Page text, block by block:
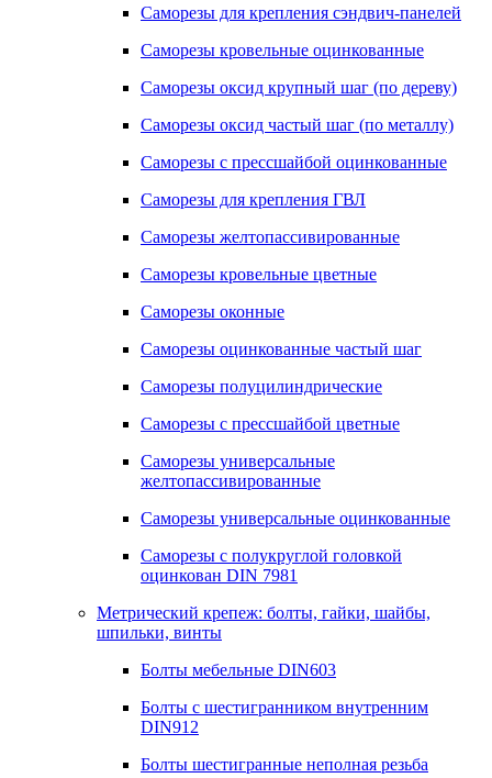
Саморезы для крепления сэндвич-панелей
Саморезы кровельные оцинкованные
Саморезы оксид крупный шаг (по дереву)
Саморезы оксид частый шаг (по металлу)
Саморезы с прессшайбой оцинкованные
Саморезы для крепления ГВЛ
Саморезы желтопассивированные
Саморезы кровельные цветные
Саморезы оконные
Саморезы оцинкованные частый шаг
Саморезы полуцилиндрические
Саморезы с прессшайбой цветные
Саморезы универсальные
желтопассивированные
Саморезы универсальные оцинкованные
Саморезы с полукруглой головкой
оцинкован DIN 7981
Метрический крепеж: болты, гайки, шайбы,
шпильки, винты
Болты мебельные DIN603
Болты с шестигранником внутренним
DIN912
Болты шестигранные неполная резьба